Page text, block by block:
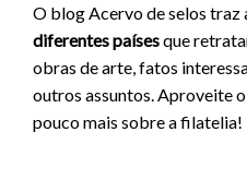
O blog Acervo de selos traz
diferentes paísesque
obras de arte, fatos
outros assuntos. Aproveite
pouco mais sobre a filatelia!